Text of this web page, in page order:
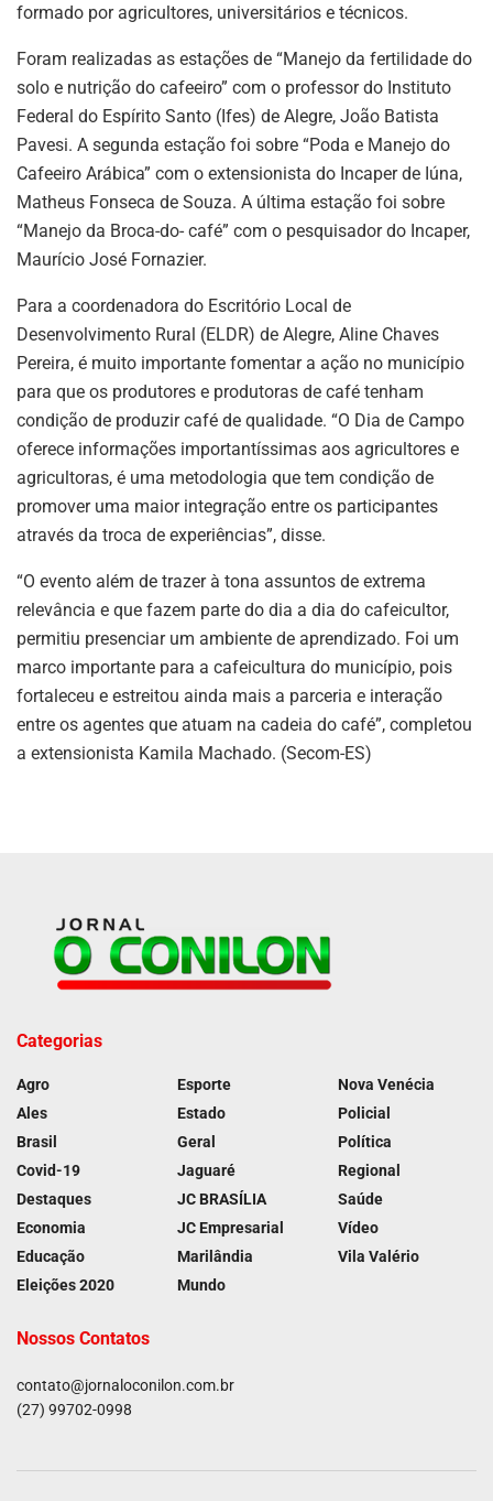
formado por agricultores, universitários e técnicos.
Foram realizadas as estações de “Manejo da fertilidade do
solo e nutrição do cafeeiro” com o professor do Instituto
Federal do Espírito Santo (Ifes) de Alegre, João Batista
Pavesi. A segunda estação foi sobre “Poda e Manejo do
Cafeeiro Arábica” com o extensionista do Incaper de Iúna,
Matheus Fonseca de Souza. A última estação foi sobre
“Manejo da Broca-do- café” com o pesquisador do Incaper,
Maurício José Fornazier.
Para a coordenadora do Escritório Local de
Desenvolvimento Rural (ELDR) de Alegre, Aline Chaves
Pereira, é muito importante fomentar a ação no município
para que os produtores e produtoras de café tenham
condição de produzir café de qualidade. “O Dia de Campo
oferece informações importantíssimas aos agricultores e
agricultoras, é uma metodologia que tem condição de
promover uma maior integração entre os participantes
através da troca de experiências”, disse.
“O evento além de trazer à tona assuntos de extrema
relevância e que fazem parte do dia a dia do cafeicultor,
permitiu presenciar um ambiente de aprendizado. Foi um
marco importante para a cafeicultura do município, pois
fortaleceu e estreitou ainda mais a parceria e interação
entre os agentes que atuam na cadeia do café”, completou
a extensionista Kamila Machado. (Secom-ES)
Categorias
Agro
Ales
Brasil
Covid-19
Destaques
Economia
Educação
Eleições 2020
Esporte
Estado
Geral
Jaguaré
JC BRASÍLIA
JC Empresarial
Marilândia
Mundo
Nova Venécia
Policial
Política
Regional
Saúde
Vídeo
Vila Valério
Nossos Contatos
contato@jornaloconilon.com.br
(27) 99702-0998